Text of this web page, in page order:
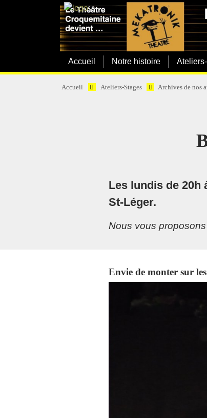
Accueil Notre histoire
Accueil Ateliers-Stages Archives de nos
Les lundis de 20h
St-Léger.
Nous vous proposons
Envie de monter sur